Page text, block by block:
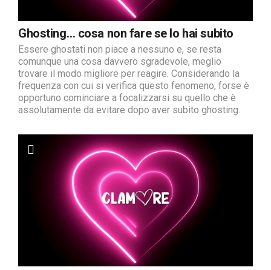
Ghosting… cosa non fare se lo hai subito
Essere ghostati non piace a nessuno e, se resta
comunque una cosa davvero sgradevole, meglio
trovare il modo migliore per reagire. Considerando la
frequenza con cui si verifica questo fenomeno, forse è
opportuno cominciare a focalizzarsi su quello che è
assolutamente da evitare dopo aver subito ghosting.